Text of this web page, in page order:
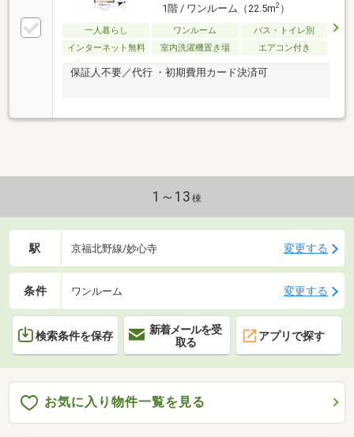
1階 / ワンルーム（22.5m2）
一人暮らし ワンルーム
バス・トイレ別
インターネット無料
室内洗濯機置き場 エアコン付き
保証人不要／代行 ・初期費用カード決済可
1～13 棟
駅 京福北野線/妙心寺 変更する
条件 ワンルーム 変更する
検索条件を保存
新着メールを受
取る
アプリで探す
お気に入り物件一覧を見る